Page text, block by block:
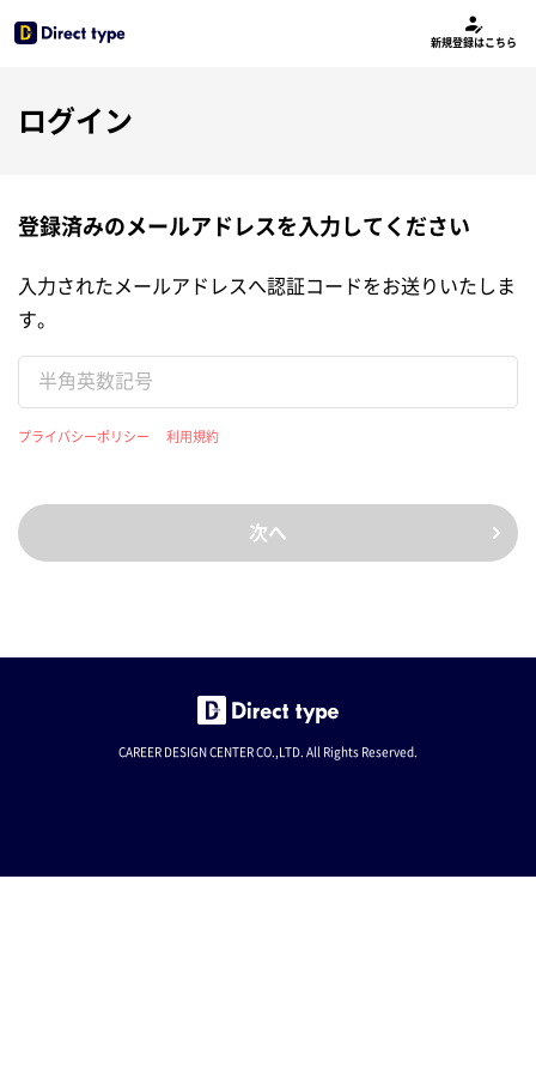
新規登録はこちら
ログイン
登録済みのメールアドレスを入力してください
入力されたメールアドレスへ認証コードをお送りいたしま
す。
プライバシーポリシー 利用規約
次へ
CAREER DESIGN CENTER CO.,LTD. All Rights Reserved.